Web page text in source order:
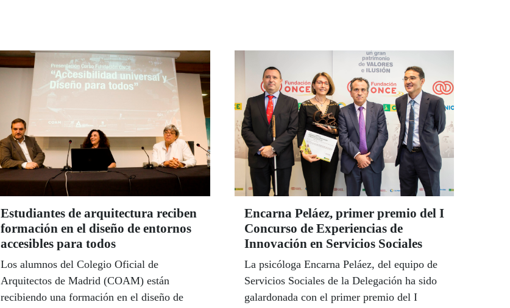
Estudiantes de arquitectura reciben
formación en el diseño de entornos
accesibles para todos
Los alumnos del Colegio Oficial de
Arquitectos de Madrid (COAM) están
recibiendo una formación en el diseño de
Encarna Peláez, primer premio del I
Concurso de Experiencias de
Innovación en Servicios Sociales
La psicóloga Encarna Peláez, del equipo de
Servicios Sociales de la Delegación ha sido
galardonada con el primer premio del I